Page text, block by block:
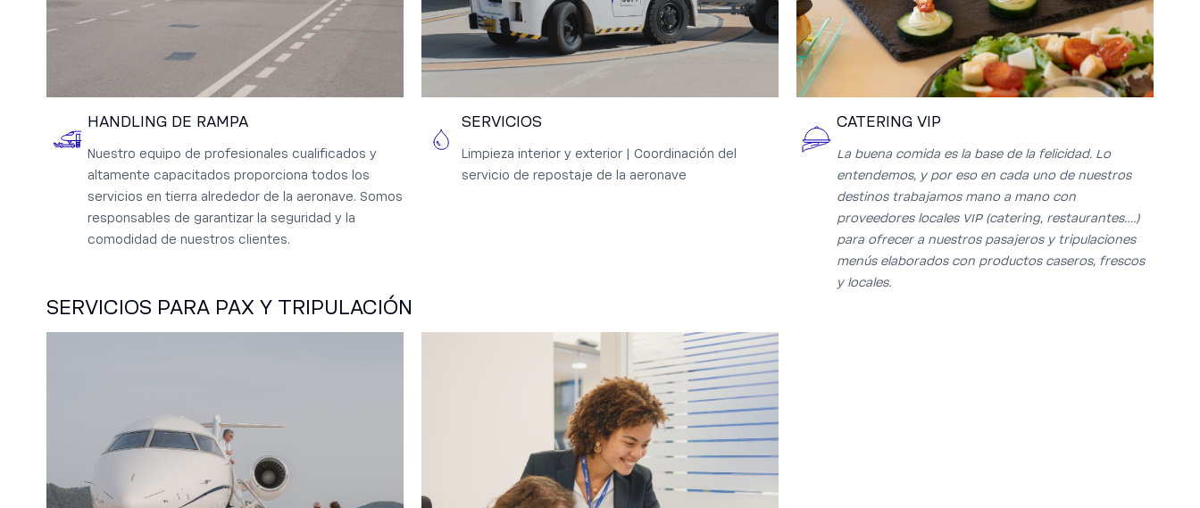
HANDLING DE RAMPA
Nuestro equipo de profesionales cualificados y
altamente capacitados proporciona todos los
servicios en tierra alrededor de la aeronave. Somos
responsables de garantizar la seguridad y la
comodidad de nuestros clientes.
SERVICIOS
Limpieza interior y exterior | Coordinación del
servicio de repostaje de la aeronave
CATERING VIP
La buena comida es la base de la felicidad. Lo
entendemos, y por eso en cada uno de nuestros
destinos trabajamos mano a mano con
proveedores locales VIP (catering, restaurantes….)
para ofrecer a nuestros pasajeros y tripulaciones
menús elaborados con productos caseros, frescos
y locales.
SERVICIOS PARA PAX Y TRIPULACIÓN